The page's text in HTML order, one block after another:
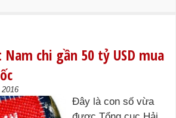
chi gần 50 tỷ USD mua
Đây là con số vừa